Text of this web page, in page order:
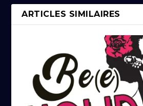
ARTICLES SIMILAIRES